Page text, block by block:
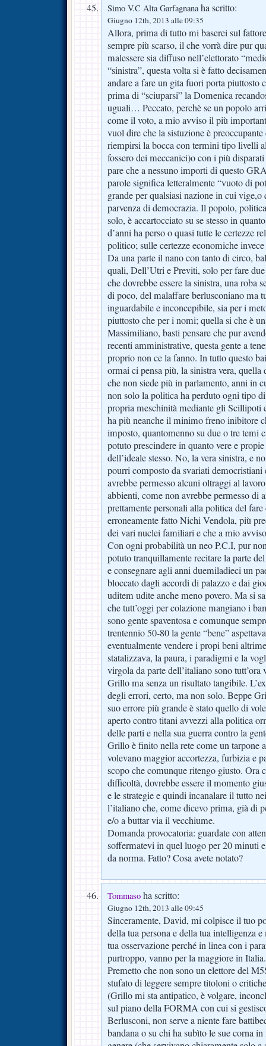
Simo V.C Alta Garfagnanaha scritto:
Giugno 12th, 2013 alle 09:35
Allora, prima di tutto mi baserei sul
sempre più scarso, il che vorrà dire pur
malessere sia diffuso nell’elettorato
“sinistra”, questa volta si è fatto
andare a fare un gita fuori porta piuttosto
prima di “sciuparsi” la Domenica
uguali… Peccato, perchè se un popolo
come il voto, a mio avviso il più
vuol dire che la sistuzione è
riempirsi la bocca con termini tipo livelli
fossero dei meccanici)o con i più
pare che a nessuno importi di questo
parole significa letteralmente “vuoto di
grande per qualsiasi nazione in cui
parvenza di democrazia. Il popolo,
solo, è accartocciato su se stesso in
d’anni ha perso o quasi tutte le certezze
politico; sulle certezze economiche
Da una parte il nano con tanto di circo,
quali, Dell’Utri e Previti, solo per fare
che dovrebbe essere la sinistra, una roba
di poco, del malaffare berlusconiano ma
inguardabile e inconcepibile, sia per i
piuttosto che per i nomi; quella si che è
Massimiliano, basti pensare che pur
recenti amministrative, questa gente a
proprio non ce la fanno. In tutto questo
ormai ci pensa più, la sinistra vera,
che non siede più in parlamento, anni in
non solo la politica ha perduto ogni tipo
propria meschinità mediante gli Scillipoti
ha più neanche il minimo freno inibitore
imposto, quantomenno su due o tre temi
potuto prescindere in quanto vere e
dell’ideale stesso. No, la vera sinistra, e
pourri composto da svariati democristiani
avrebbe permesso alcuni oltraggi al
abbienti, come non avrebbe permesso di
prettamente personali alla politica del
erroneamente fatto Nichi Vendola, più
dei vari nuclei familiari e che a mio
Con ogni probabilità un neo P.C.I, pur
potuto tranquillamente recitare la parte
e consegnare agli anni duemiladieci un
bloccato dagli accordi di palazzo e dai
uditem udite anche meno povero. Ma si
che tutt’oggi per colazione mangiano i
sono gente spaventosa e comunque
trentennio 50-80 la gente “bene”
eventualmente vendere i propi beni
statalizzava, la paura, i paradigmi e la
virgola da parte dell’italiano sono
Grillo ma senza un risultato tangibile.
degli errori, certo, ma non solo. Beppe
suo errore più grande è stato quello di
aperto contro titani avvezzi alla politica
delle parti e nella sua guerra contro la
Grillo è finito nella rete come un tarpone
volevano maggior accortezza, furbizia e
scopo che comunque ritengo giusto. Ora
difficoltà, dovrebbe essere il momento
e le strategie e quindi incanalare il tutto
l’italiano che, come dicevo prima, già di
e/o a buttar via il vecchiume.
Domanda provocatoria: guardate con
soffermatevi in quel luogo per 20 minuti
da norma. Fatto? Cosa avete notato?
Tommaso ha scritto:
Giugno 12th, 2013 alle 09:45
Sinceramente, David, mi colpisce il tuo
della tua persona e della tua intelligenza
tua osservazione perché in linea con i
purtroppo, vanno per la maggiore in Italia.
Premetto che non sono un elettore del
stufato di leggere sempre titoloni o
(Grillo mi sta antipatico, è volgare,
sul piano della FORMA con cui si
Berlusconi, non serve a niente fare
bandana o su chi ha subìto le sue corna